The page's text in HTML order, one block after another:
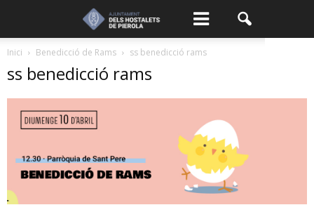
Inici Benedicció de Rams ss benedicció rams
ss benedicció rams